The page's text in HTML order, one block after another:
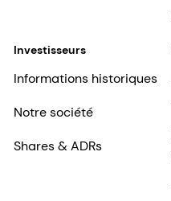
Investisseurs
Informations historiques
Notre société
Shares & ADRs